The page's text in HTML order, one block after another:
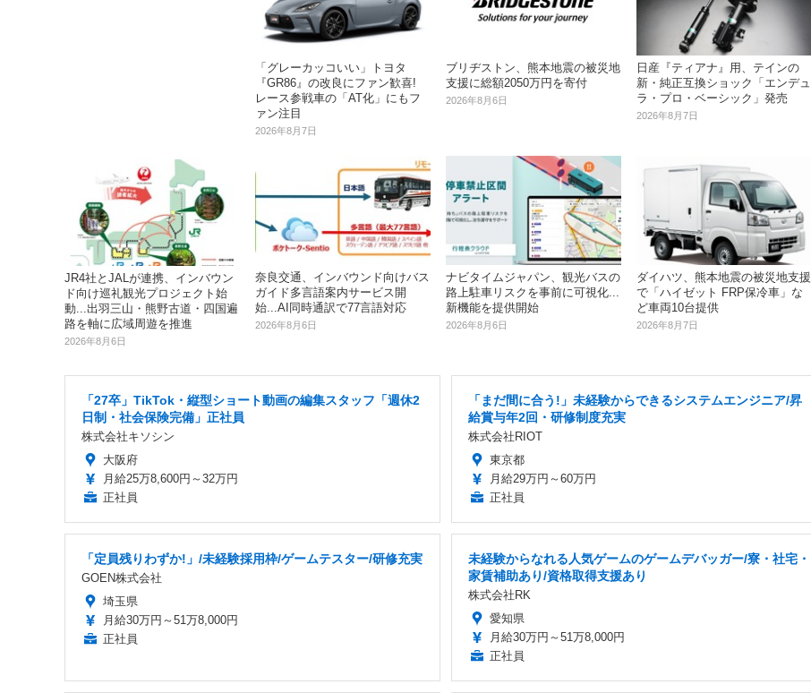
「グレーカッコいい」トヨタ
『GR86』の改良にファン歓喜!
レース参戦車の「AT化」にもフ
ァン注目
2026年8月7日
ブリヂストン、熊本地震の被災地
支援に総額2050万円を寄付
2026年8月6日
日産『ティアナ』用、テインの
新・純正互換ショック「エンデュ
ラ・プロ・ベーシック」発売
2026年8月7日
JR4社とJALが連携、インバウン
ド向け巡礼観光プロジェクト始
動...出羽三山・熊野古道・四国遍
路を軸に広域周遊を推進
2026年8月6日
奈良交通、インバウンド向けバス
ガイド多言語案内サービス開
始...AI同時通訳で77言語対応
2026年8月6日
ナビタイムジャパン、観光バスの
路上駐車リスクを事前に可視化...
新機能を提供開始
2026年8月6日
ダイハツ、熊本地震の被災地支援
で「ハイゼット FRP保冷車」な
ど車両10台提供
2026年8月7日
「27卒」TikTok・縦型ショート動画の編集スタッフ「週休2
日制・社会保険完備」正社員
株式会社キソシン
大阪府
月給25万8,600円～32万円
正社員
「まだ間に合う!」未経験からできるシステムエンジニア/昇
給賞与年2回・研修制度充実
株式会社RIOT
東京都
月給29万円～60万円
正社員
「定員残りわずか!」/未経験採用枠/ゲームテスター/研修充実
GOEN株式会社
埼玉県
月給30万円～51万8,000円
正社員
未経験からなれる人気ゲームのゲームデバッガー/寮・社宅・
家賃補助あり/資格取得支援あり
株式会社RK
愛知県
月給30万円～51万8,000円
正社員